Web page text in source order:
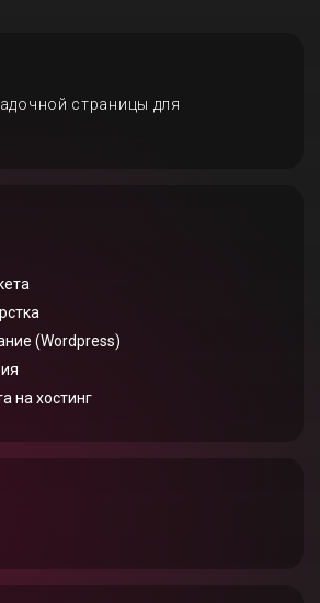
страницы для
(Wordpress)
на хостинг